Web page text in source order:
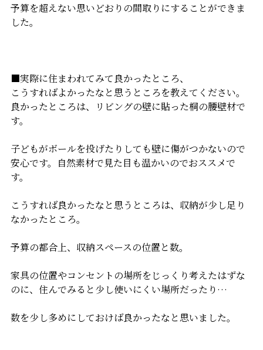
予算を超えない思いどおりの間取りにすることができま
した。
■実際に住まわれてみて良かったところ、
こうすればよかったなと思うところを教えてください。
良かったところは、リビングの壁に貼った桐の腰壁材で
す。
子どもがボールを投げたりしても壁に傷がつかないので
安心です。自然素材で見た目も温かいのでおススメで
す。
こうすれば良かったなと思うところは、収納が少し足り
なかったところ。
予算の都合上、収納スペースの位置と数。
家具の位置やコンセントの場所をじっくり考えたはずな
のに、住んでみると少し使いにくい場所だったり…
数を少し多めにしておけば良かったなと思いました。